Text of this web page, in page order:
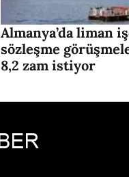
Almanya’da liman
sözleşme
8,2 zam istiyor